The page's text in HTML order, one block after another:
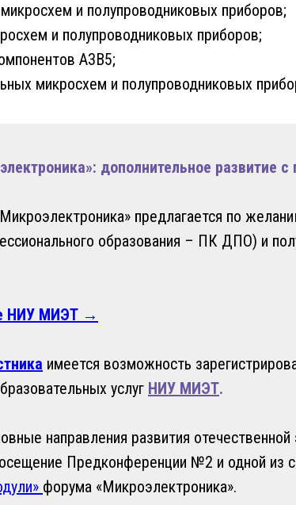
и полупроводниковых приборов;
и полупроводниковых приборов;
А3В5;
микросхем и полупроводниковых
дополнительное развитие с
» предлагается по
образования – ПК ДПО) и
НИУ МИЭТ →
имеется возможность
услуг НИУ МИЭТ.
направления развития
Предконференции №2 и одной
форума «Микроэлектроника».